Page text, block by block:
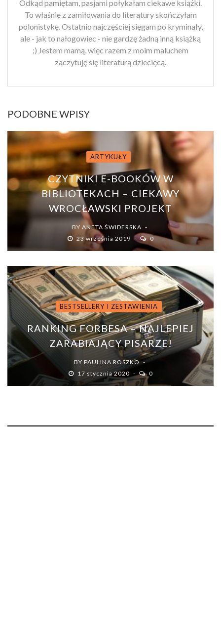
Odkąd pamiętam, pasjami połykałam ciekawe książki.
To właśnie z zamiłowania do literatury skończyłam
polonistykę. Ostatnio najczęściej sięgam po kryminały,
ale - jak to nałogowiec - nie gardzę żadną inną książką
;) Jestem mamą, więc razem z moim maluchem
zaczytuję się literaturą dziecięcą.
PODOBNE WPISY
ARTYKUŁY
CZYTNIKI E-BOOKÓW W
BIBLIOTEKACH – CIEKAWY
WROCŁAWSKI PROJEKT
BY ANETA ŚWIDERSKA
23 września 2019
0
BESTSELLERY I ZESTAWIENIA
RANKING FORBESA – NAJLEPIEJ
ZARABIAJĄCY PISARZE!
BY PAULINA ROSZKO
17 stycznia 2020
0